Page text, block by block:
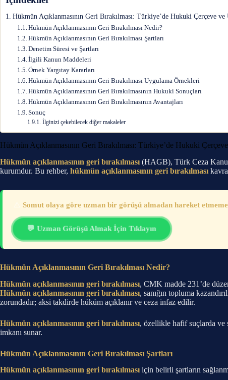
Hükmün Açıklanmasının Geri Bırakılması: Türkiye’de Hukuki Çerçeve
Hükmün Açıklanmasının Geri Bırakılması Nedir?
Hükmün Açıklanmasının Geri Bırakılması Şartları
Denetim Süresi ve Şartları
İlgili Kanun Maddeleri
Örnek Yargıtay Kararları
Hükmün Açıklanmasının Geri Bırakılması Uygulama Örnekleri
Hükmün Açıklanmasının Geri Bırakılmasının Hukuki Sonuçları
Hükmün Açıklanmasının Geri Bırakılmasının Avantajları
Sonuç
İlginizi çekebilecek diğer makaleler
Hükmün Açıklanmasının Geri Bırakılması: Türkiye’de Hukuki
Hükmün açıklanmasının geri bırakılması (HAGB), Türk Ceza
kurumdur. Bu rehber, hükmün açıklanmasının geri bırakılması
Somut olaya göre uzman bir görüşü almadan hareket
💬 Uzman Görüşü Almak İçin Tıklayın
Hükmün Açıklanmasının Geri Bırakılması Nedir?
Hükmün açıklanmasının geri bırakılması, CMK madde 231’de
Hükmün açıklanmasının geri bırakılması, sanığın topluma
zorundadır; aksi takdirde hüküm açıklanır ve ceza infaz edilir.
Hükmün açıklanmasının geri bırakılması, özellikle hafif suçlarda ve
imkanı sunar.
Hükmün Açıklanmasının Geri Bırakılması Şartları
Hükmün açıklanmasının geri bırakılması için belirli şartların